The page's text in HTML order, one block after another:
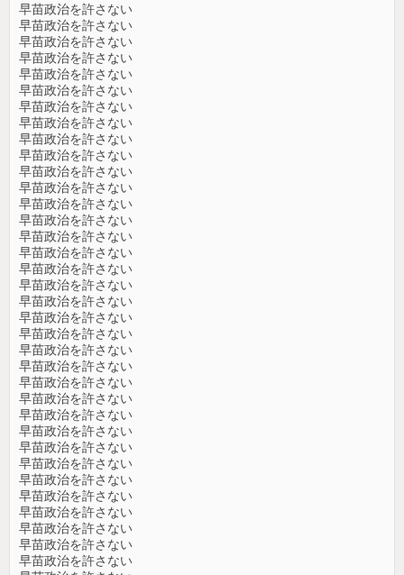
早苗政治を許さない
早苗政治を許さない
早苗政治を許さない
早苗政治を許さない
早苗政治を許さない
早苗政治を許さない
早苗政治を許さない
早苗政治を許さない
早苗政治を許さない
早苗政治を許さない
早苗政治を許さない
早苗政治を許さない
早苗政治を許さない
早苗政治を許さない
早苗政治を許さない
早苗政治を許さない
早苗政治を許さない
早苗政治を許さない
早苗政治を許さない
早苗政治を許さない
早苗政治を許さない
早苗政治を許さない
早苗政治を許さない
早苗政治を許さない
早苗政治を許さない
早苗政治を許さない
早苗政治を許さない
早苗政治を許さない
早苗政治を許さない
早苗政治を許さない
早苗政治を許さない
早苗政治を許さない
早苗政治を許さない
早苗政治を許さない
早苗政治を許さない